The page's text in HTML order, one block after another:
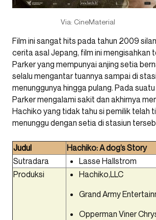
Via: CineMaterial
Film ini sangat hits pada tahun 2009
cerita asal Jepang, film ini mengisahkan
Parker yang mempunyai anjing setia
selalu mengantar tuannya sampai di
menunggunya hingga pulang. Pada
Parker mengalami sakit dan akhirnya
Hachiko yang tidak tahu si pemilik telah
menunggu dengan setia di stasiun
Judul
Hachiko: A dog’s Story
Sutradara
Lasse Hallstrom
Produksi
Hachiko,LLC
Grand Army
Opperman Viner